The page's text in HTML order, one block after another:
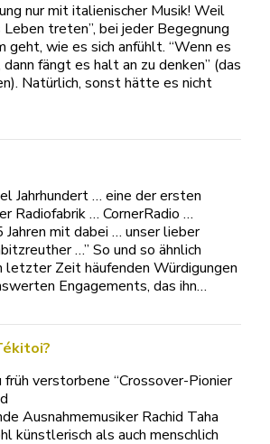
nur mit italienischer Musik! Weil
Leben treten”, bei jeder Begegnung
geht, wie es sich anfühlt. “Wenn es
fängt es halt an zu denken” (das
Natürlich, sonst hätte es nicht
Jahrhundert … eine der ersten
Radiofabrik … CornerRadio …
mit dabei … unser lieber
…” So und so ähnlich
letzter Zeit häufenden Würdigungen
Engagements, das ihn…
verstorbene “Crossover-Pionier
Ausnahmemusiker Rachid Taha
künstlerisch als auch menschlich